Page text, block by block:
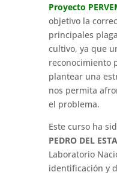
Proyecto
objetivo la
principales
cultivo, ya que
reconocimiento
plantear una
nos permita
el problema.
Este curso ha
PEDRO DEL
Laboratorio
identificación y